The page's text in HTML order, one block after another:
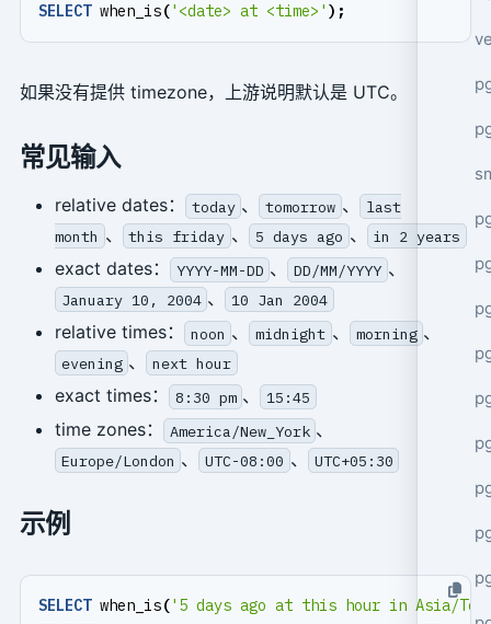
SELECT when_is('<date> at <time>' );
如果没有提供 timezone，上游说明默认是 UTC。
常见输入
relative dates： today 、 tomorrow 、
last
month 、 this friday 、 5 days ago 、 in 2 years
exact dates： YYYY-MM-DD 、 DD/MM/YYYY 、
January 10, 2004 、 10 Jan 2004
relative times： noon 、 midnight 、 morning 、
evening 、 next hour
exact times： 8:30 pm 、 15:45
time zones： America/New_York 、
Europe/London 、 UTC-08:00 、 UTC+05:30
示例
SELECT when_is('5 days ago at this hour in Asia/